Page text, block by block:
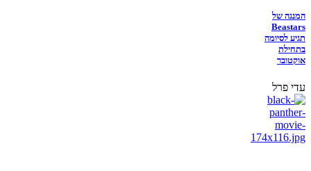
המנגה של
Beastars
תגיע לסיומה
בתחילת
אוקטובר
עדי פרל